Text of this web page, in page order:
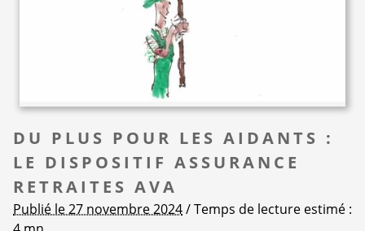
DU PLUS POUR LES AIDANTS :
LE DISPOSITIF ASSURANCE
RETRAITES AVA
Publié le 27 novembre 2024/ Temps de lecture estimé :